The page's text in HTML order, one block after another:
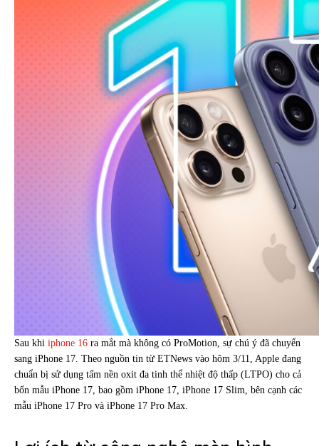
Sau khi iphone 16 ra mắt mà không có ProMotion, sự chú ý đã chuyển
sang iPhone 17. Theo nguồn tin từ ETNews vào hôm 3/11, Apple đang
chuẩn bị sử dụng tấm nền oxit đa tinh thể nhiệt độ thấp (LTPO) cho cả
bốn mẫu iPhone 17, bao gồm iPhone 17, iPhone 17 Slim, bên cạnh các
mẫu iPhone 17 Pro và iPhone 17 Pro Max.